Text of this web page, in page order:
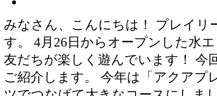
みなさん、こんにちは！ プレイリ
す。 4月26日からオープンした水
友だちが楽しく遊んでいます！ 今
ご紹介します。 今年は「アクアプ